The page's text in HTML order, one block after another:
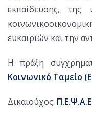
εκπαίδευσης, της
ευκαιριών και την
Η πράξη
Κοινωνικό Ταμείο
Δικαιούχος: